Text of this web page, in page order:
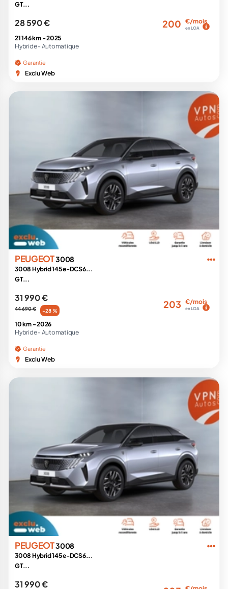
GT...
28 590 € 200 €/mois
en LOA
21 146 km -2025
Hybride - Automatique
Garantie
Exclu Web
PEUGEOT3008
3008 Hybrid 145 e-DCS6...
GT...
31 990 €
44 690 € -28 %
203 €/mois
en LOA
10 km -2026
Hybride - Automatique
Garantie
Exclu Web
PEUGEOT3008
3008 Hybrid 145 e-DCS6...
GT...
31 990 €